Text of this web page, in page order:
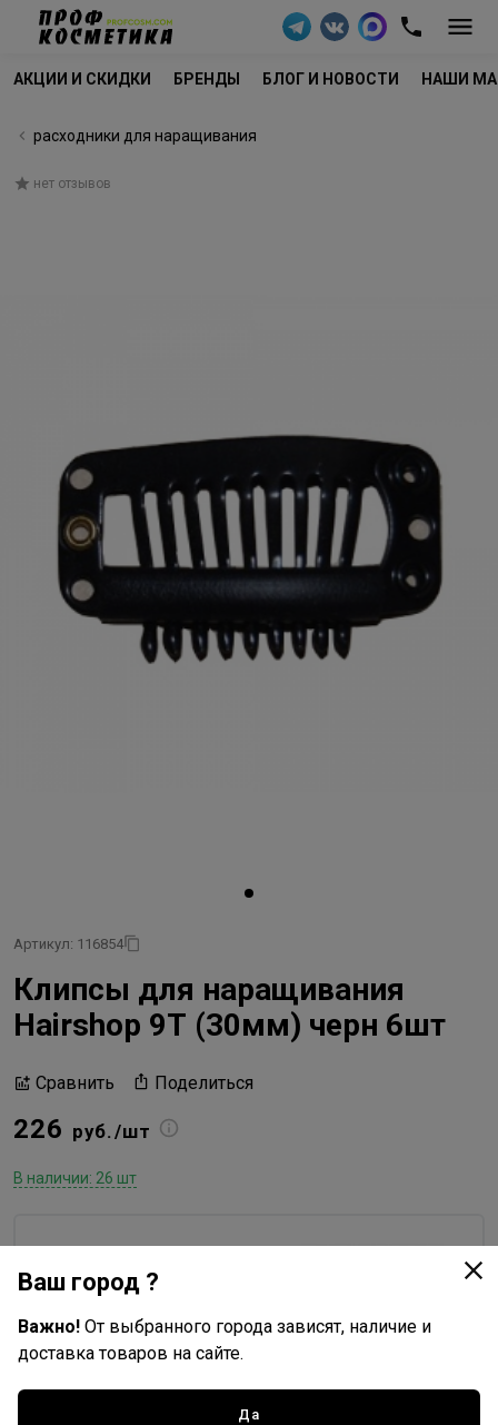
АКЦИИ И СКИДКИ БРЕНДЫ БЛОГ И НОВОСТИ НАШИ
расходники для наращивания
нет отзывов
Артикул: 116854
Клипсы для наращивания
Hairshop 9Т (30мм) черн 6шт
Сравнить Поделиться
226 руб./шт
В наличии: 26 шт
Все товары бренда
Китай - страна бренда
Китай - страна производства
Ваш город ?
Важно! От выбранного города зависят, наличие и
доставка товаров на сайте.
Да